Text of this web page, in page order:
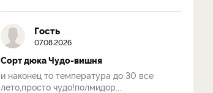
Гость
07.08.2026
Сорт дюка Чудо-вишня
и наконец то температура до 30 все
лето,просто чудо!полмидор...